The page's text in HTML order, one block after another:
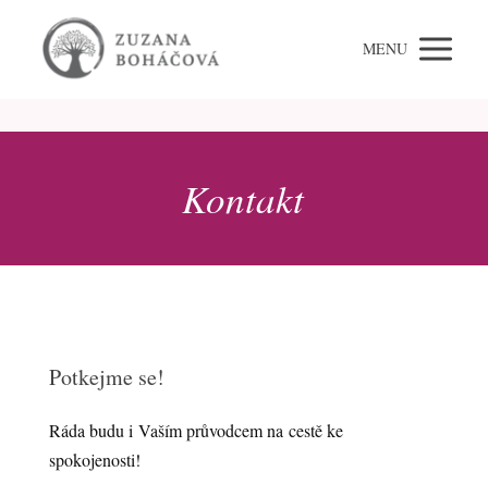
MENU
Kontakt
Potkejme se!
Ráda budu i Vaším průvodcem na cestě ke
spokojenosti!